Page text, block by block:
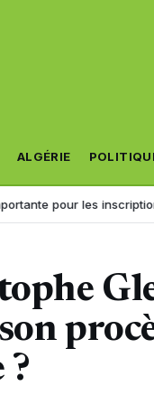
ALGÉRIE
les inscriptions de la
?